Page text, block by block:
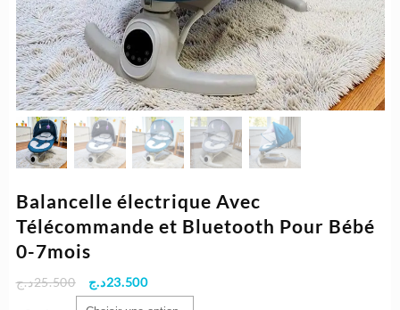
Balancelle électrique Avec
Télécommande et Bluetooth Pour Bébé
0-7mois
25.500د.ج
Le
prix
23.500د.ج
Le
prix